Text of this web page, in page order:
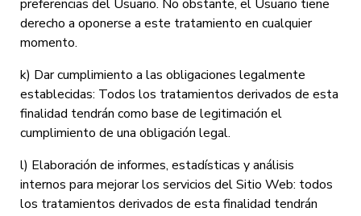
preferencias del Usuario. No obstante, el Usuario tiene
derecho a oponerse a este tratamiento en cualquier
momento.
k) Dar cumplimiento a las obligaciones legalmente
establecidas: Todos los tratamientos derivados de esta
finalidad tendrán como base de legitimación el
cumplimiento de una obligación legal.
l) Elaboración de informes, estadísticas y análisis
internos para mejorar los servicios del Sitio Web: todos
los tratamientos derivados de esta finalidad tendrán